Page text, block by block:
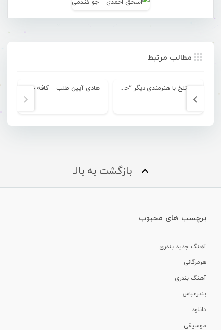
مطالب مرتبط
وداع تلخ با هنرمندی دیگر “حسن پیغان” هادی آیین طلب – کافه چی
بازگشت به بالا
برچسب های محبوب
آهنگ جدید بندری
هرمزگانی
آهنگ بندری
بندرعباس
دانلود
موسیقی